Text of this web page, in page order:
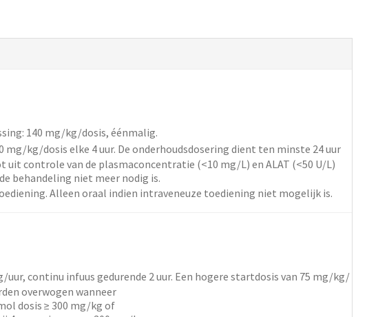
140 mg/kg/dosis, éénmalig.
mg/kg/dosis elke 4 uur. De onderhoudsdosering dient ten minste 24 uur
controle van de plasmaconcentratie (<10 mg/L) en ALAT (<50 U/L)
behandeling niet meer nodig is.
Alleen oraal indien intraveneuze toediening niet mogelijk is.
uur,continu infuus gedurende 2 uur. Een hogere startdosis van 75 mg/kg/
overwogen wanneer
dosis ≥ 300 mg/kg of